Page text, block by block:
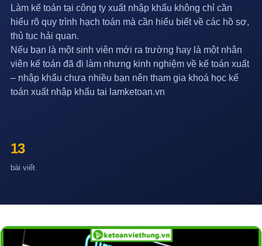
Làm kế toán tại công ty xuất nhập khẩu không chỉ cần
hiểu rõ quy trình hạch toán mà cần hiểu biết về các hồ sơ,
thủ tục hải quan.
Nếu bạn là một sinh viên mới ra trường hay là một nhân
viên kế toán đã đi làm nhưng kinh nghiệm về kế toán xuất
– nhập khẩu chưa nhiều bạn nên tham gia khoá học kế
toán xuất nhập khẩu tại lamketoan.vn
13
bài viết